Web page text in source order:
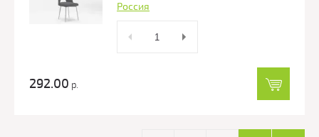
Россия
292.00 р.